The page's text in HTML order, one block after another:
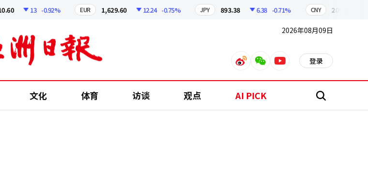
13 -0.92% EUR 1,629.60 12.24 -0.75% JPY 893.38 6.38 -0.71% CNY 209.17
2026年08月09日
weiboweixinyoutube 登录
文化 体育 访谈 观点 AI PICK 搜